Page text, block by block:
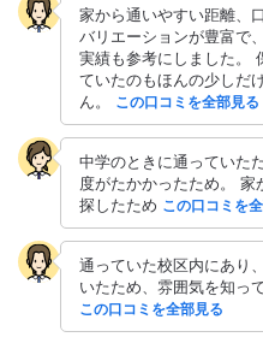
家から通いやすい距離、
バリエーションが豊富で
実績も参考にしました。
ていたのもほんの少しだ
ん。 この口コミを全部見る
中学のときに通っていた
度がたかかったため。
探したため この口コミを
通っていた校区内にあり
いたため、雰囲気を知っ
この口コミを全部見る